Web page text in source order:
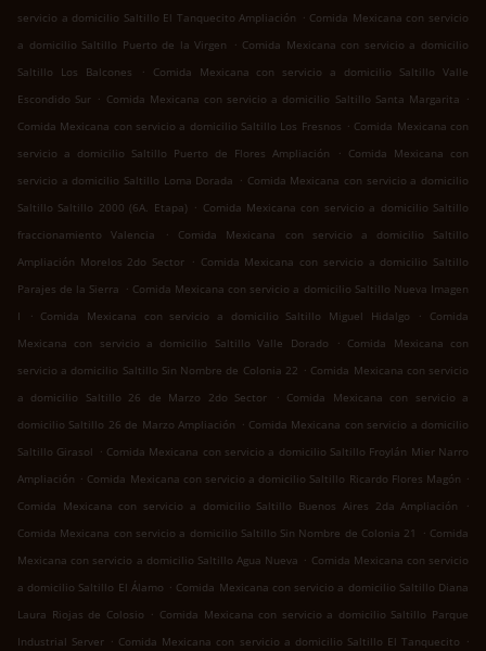
servicio a domicilio Saltillo El Tanquecito Ampliación . Comida Mexicana con servicio
a domicilio Saltillo Puerto de la Virgen
. Comida Mexicana con servicio a domicilio
Saltillo Los Balcones
.
Comida Mexicana con servicio a domicilio Saltillo Valle
Escondido Sur . Comida Mexicana con servicio a domicilio Saltillo Santa Margarita .
Comida Mexicana con servicio a domicilio Saltillo Los Fresnos . Comida Mexicana con
servicio a domicilio Saltillo Puerto de Flores Ampliación
. Comida Mexicana con
servicio a domicilio Saltillo Loma Dorada . Comida Mexicana con servicio a domicilio
Saltillo Saltillo 2000 (6A. Etapa) . Comida Mexicana con servicio a domicilio Saltillo
fraccionamiento Valencia
.
Comida Mexicana con servicio a domicilio Saltillo
Ampliación Morelos 2do Sector . Comida Mexicana con servicio a domicilio Saltillo
Parajes de la Sierra . Comida Mexicana con servicio a domicilio Saltillo Nueva Imagen
I
. Comida Mexicana con servicio a domicilio Saltillo Miguel Hidalgo .
Comida
Mexicana con servicio a domicilio Saltillo Valle Dorado
. Comida Mexicana con
servicio a domicilio Saltillo Sin Nombre de Colonia 22 . Comida Mexicana con servicio
a domicilio Saltillo 26 de Marzo 2do Sector
. Comida Mexicana con servicio a
domicilio Saltillo 26 de Marzo Ampliación . Comida Mexicana con servicio a domicilio
Saltillo Girasol . Comida Mexicana con servicio a domicilio Saltillo Froylán Mier Narro
Ampliación . Comida Mexicana con servicio a domicilio Saltillo Ricardo Flores Magón .
Comida Mexicana con servicio a domicilio Saltillo Buenos Aires 2da Ampliación
.
Comida Mexicana con servicio a domicilio Saltillo Sin Nombre de Colonia 21
. Comida
Mexicana con servicio a domicilio Saltillo Agua Nueva . Comida Mexicana con servicio
a domicilio Saltillo El Álamo . Comida Mexicana con servicio a domicilio Saltillo Diana
Laura Riojas de Colosio . Comida Mexicana con servicio a domicilio Saltillo Parque
Industrial Server . Comida Mexicana con servicio a domicilio Saltillo El Tanquecito .